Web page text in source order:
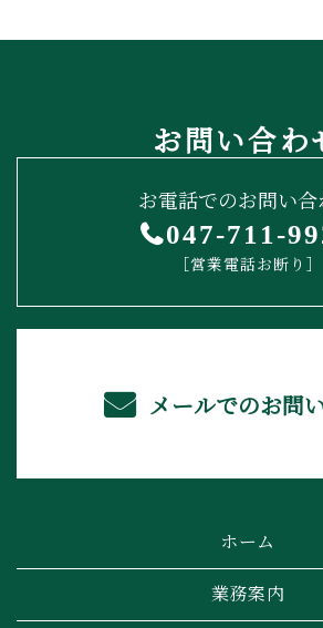
お問い合わ
お電話でのお問い合
047-711-
［営業電話お断り］
メールでのお問
ホーム
業務案内